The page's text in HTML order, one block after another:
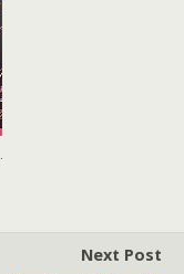
Next Post